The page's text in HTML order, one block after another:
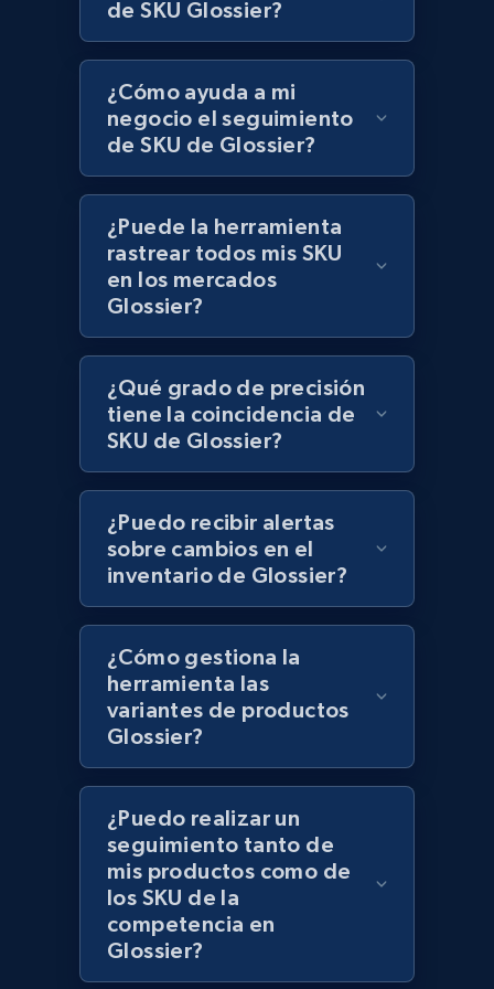
Lazada - Products
URL, Title, Rating, Reviews, Initial price, Final
price, Currency, Stock, and more.
991+ 165+ Comenzar ahora
Lazada - Products - Discover products by
keyword
URL, Title, Rating, Reviews, Initial price, Final
price, Currency, Stock, and more.
991+ 165+ Comenzar ahora
Lazada - Products - Discover products by
category URL or brand URL
URL, Title, Rating, Reviews, Initial price, Final
price, Currency, Stock, and more.
991+ 165+ Comenzar ahora
Lazada - Products - Discover products by
seller URL
URL, Title, Rating, Reviews, Initial price, Final
price, Currency, Stock, and more.
991+ 165+ Comenzar ahora
de SKU Glossier?
¿Cómo ayuda a mi
negocio el seguimiento
de SKU de Glossier?
¿Puede la herramienta
rastrear todos mis SKU
en los mercados
Glossier?
¿Qué grado de precisión
tiene la coincidencia de
SKU de Glossier?
¿Puedo recibir alertas
sobre cambios en el
inventario de Glossier?
¿Cómo gestiona la
herramienta las
variantes de productos
Glossier?
¿Puedo realizar un
seguimiento tanto de
mis productos como de
los SKU de la
competencia en
Glossier?